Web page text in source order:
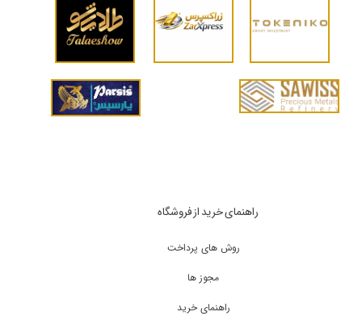
روش های پرداخت
مجوز ها
راهنمای خرید
راهنمای خرید از فروشگاه